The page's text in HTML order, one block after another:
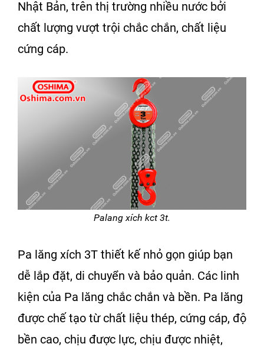
Nhật Bản, trên thị trường nhiều nước bởi
chất lượng vượt trội chắc chắn, chất liệu
cứng cáp.
Palang xích kct 3t.
Pa lăng xích 3T thiết kế nhỏ gọn giúp bạn
dễ lắp đặt, di chuyển và bảo quản. Các linh
kiện của Pa lăng chắc chắn và bền. Pa lăng
được chế tạo từ chất liệu thép, cứng cáp, độ
bền cao, chịu được lực, chịu được nhiệt,